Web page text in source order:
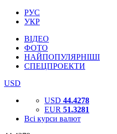
РУС
УКР
ВІДЕО
ФОТО
НАЙПОПУЛЯРНІШІ
СПЕЦПРОЕКТИ
USD
USD 44.4278
EUR 51.3281
Всі курси валют